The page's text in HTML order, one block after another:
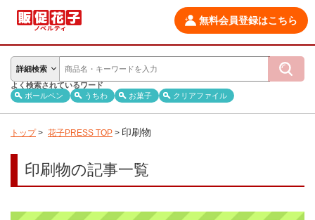
無料会員登録はこちら
詳細検索
よく検索されているワード
ボールペン
うちわ お菓子 クリアファイル
トップ> 花子PRESS TOP > 印刷物
印刷物の記事一覧